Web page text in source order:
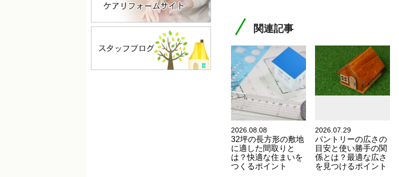
関連記事
2026.08.08
32坪の長方形の敷地
に適した間取りと
は？快適な住まいを
つくるポイント
2026.07.29
パントリーの広さの
目安と使い勝手の関
係とは？最適な広さ
を見つけるポイント